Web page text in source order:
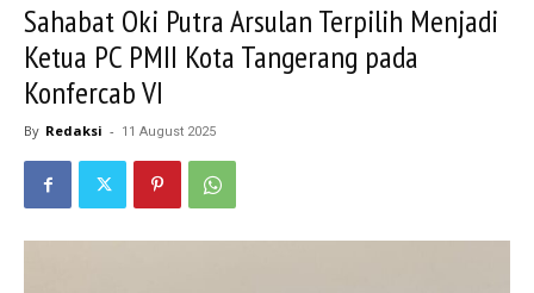
Sahabat Oki Putra Arsulan Terpilih Menjadi
Ketua PC PMII Kota Tangerang pada
Konfercab VI
By Redaksi - 11 August 2025